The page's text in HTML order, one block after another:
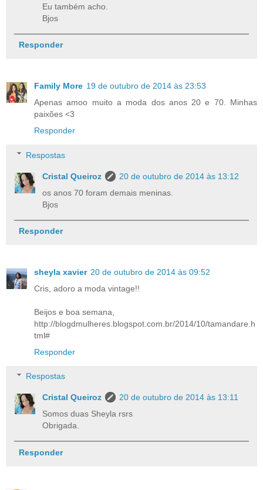
Eu também acho.
Bjos
Responder
Family More 19 de outubro de 2014 às 23:53
Apenas amoo muito a moda dos anos 20 e 70. Minhas
paixões <3
Responder
Respostas
Cristal Queiroz
20 de outubro de 2014 às 13:12
os anos 70 foram demais meninas.
Bjos
Responder
sheyla xavier 20 de outubro de 2014 às 09:52
Cris, adoro a moda vintage!!
Beijos e boa semana,
http://blogdmulheres.blogspot.com.br/2014/10/tamandare.h
tml#
Responder
Respostas
Cristal Queiroz
20 de outubro de 2014 às 13:11
Somos duas Sheyla rsrs
Obrigada.
Responder